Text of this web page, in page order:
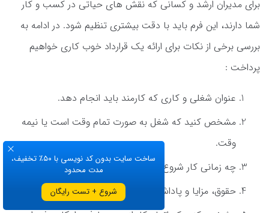
برای مدیران ارشد و کسانی که نقش های حیاتی در کسب و کار
شما دارند، این فرم باید با دقت بیشتری تنظیم شود. در ادامه به
بررسی برخی از نکات برای ارائه یک قرارداد خوب کاری خواهیم
پرداخت :
عنوان شغلی و کاری که کارمند باید انجام دهد.
مشخص کنید که شغل به صورت تمام وقت است یا نیمه
وقت.
چه زمانی کار شروع می شود.
حقوق، مزایا و پاداش را به طور دقیق مشخص کنید.
ساخت سایت بدون کد نویسی با ۵۰٪ تخفیف،
مدت محدود
شروع + تست رایگان